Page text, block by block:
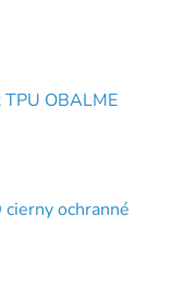
OBALME
ochranné